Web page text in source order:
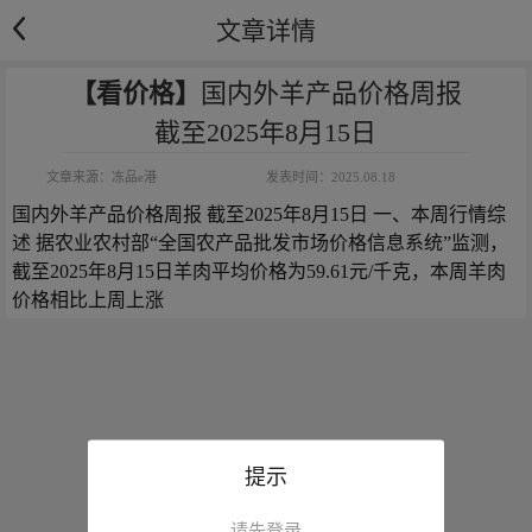
文章详情
【看价格】
国内外羊产品价格周报
截至2025年8月15日
文章来源： 冻品e港 发表时间： 2025.08.18
国内外羊产品价格周报 截至2025年8月15日 一、本周行情综
述 据农业农村部“全国农产品批发市场价格信息系统”监测，
截至2025年8月15日羊肉平均价格为59.61元/千克，本周羊肉
价格相比上周上涨
提示